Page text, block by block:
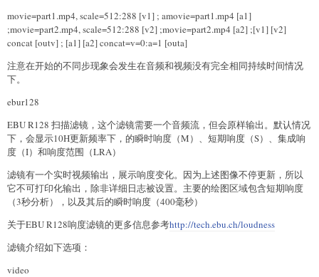
movie=part1.mp4, scale=512:288 [v1] ; amovie=part1.mp4 [a1]
;movie=part2.mp4, scale=512:288 [v2] ;movie=part2.mp4 [a2] ;[v1] [v2]
concat [outv] ; [a1] [a2] concat=v=0:a=1 [outa]
注意在开始的不同步现象会发生在音频和视频没有完全相同持续时间情况
下。
ebur128
EBU R128 扫描滤镜，这个滤镜需要一个音频流，但会原样输出。默认情况
下，会显示10H更新频率下，的瞬时响度（M）、短期响度（S）、集成响
度（I）和响度范围（LRA）
滤镜有一个实时视频输出，展示响度变化。因为上述图像不停更新，所以
它不可打印化输出，除非详细日志被设置。主要的绘图区域包含短期响度
（3秒分析），以及其后的瞬时响度（400毫秒）
关于EBU R128响度滤镜的更多信息参考http://tech.ebu.ch/loudness
滤镜介绍如下选项：
video